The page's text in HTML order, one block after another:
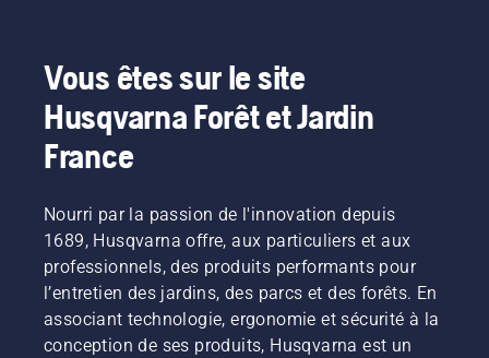
Vous êtes sur le site
Husqvarna Forêt et Jardin
France
Nourri par la passion de l'innovation depuis
1689, Husqvarna offre, aux particuliers et aux
professionnels, des produits performants pour
l’entretien des jardins, des parcs et des forêts. En
associant technologie, ergonomie et sécurité à la
conception de ses produits, Husqvarna est un